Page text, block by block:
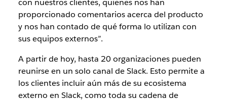
con nuestros clientes, quienes nos han
proporcionado comentarios acerca del producto
y nos han contado de qué forma lo utilizan con
sus equipos externos”.
A partir de hoy, hasta 20 organizaciones pueden
reunirse en un solo canal de Slack. Esto permite a
los clientes incluir aún más de su ecosistema
externo en Slack, como toda su cadena de